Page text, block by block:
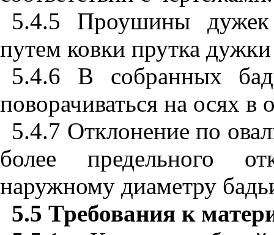
5.4.5 Проушины дужек
путем ковки прутка
5.4.6 В собранных
поворачиваться на осях в
5.4.7 Отклонение по
более предельного
наружному диаметру
5.5 Требования к